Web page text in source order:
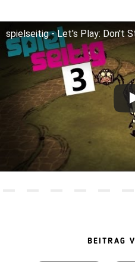
spielseitig - Let's Play: Don't
BEITRAG